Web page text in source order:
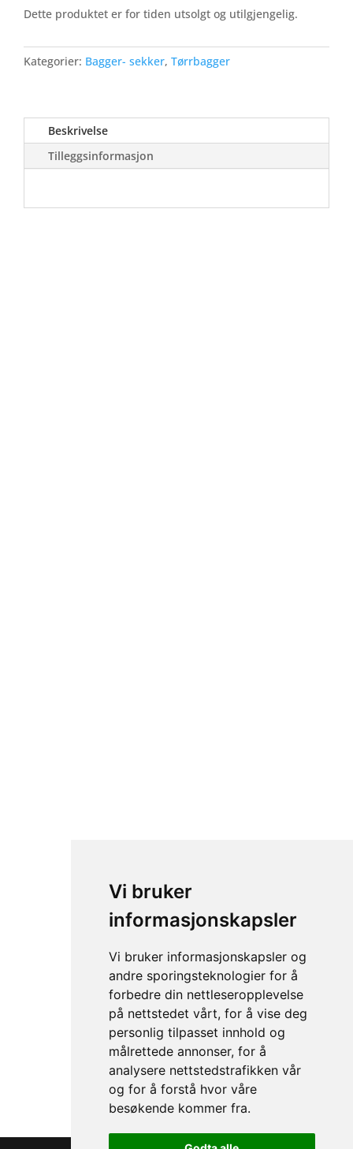
Vi bruker
informasjonskapsler
Vi bruker informasjonskapsler og
andre sporingsteknologier for å
forbedre din nettleseropplevelse
på nettstedet vårt, for å vise deg
personlig tilpasset innhold og
målrettede annonser, for å
analysere nettstedstrafikken vår
og for å forstå hvor våre
besøkende kommer fra.
Dette produktet er for tiden utsolgt og utilgjengelig.
Kategorier: Bagger- sekker, Tørrbagger
Beskrivelse
Tilleggsinformasjon
hPa Vanntett ryggsekk 40l